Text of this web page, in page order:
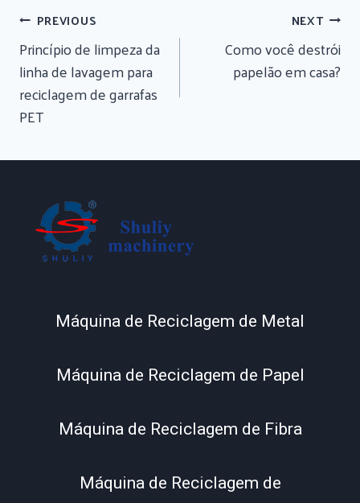
Navegação
De
Artigos
PREVIOUS
Princípio de limpeza da
linha de lavagem para
reciclagem de garrafas
PET
NEXT
Como você destrói
papelão em casa?
Máquina de Reciclagem de Metal
Máquina de Reciclagem de Papel
Máquina de Reciclagem de Fibra
Máquina de Reciclagem de